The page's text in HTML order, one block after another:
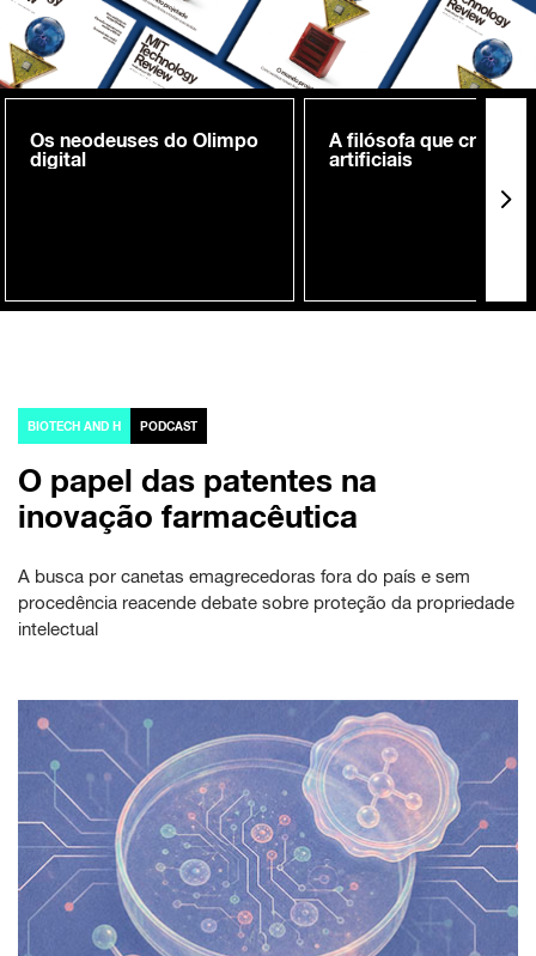
Os neodeuses do Olimpo
digital
A filósofa que cria
artificiais
BIOTECH AND H PODCAST
O papel das patentes na
inovação farmacêutica
A busca por canetas emagrecedoras fora do país e sem
procedência reacende debate sobre proteção da propriedade
intelectual